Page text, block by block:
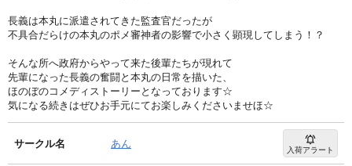
長義は本丸に派遣されてきた監査官だったが
不具合だらけの本丸のポメ審神者の影響で小さく顕現してしまう！？
そんな所へ政府からやって来た後輩たちが現れて
先輩になった長義の奮闘と本丸の日常を描いた、
ほのぼのコメディストーリーとなっております☆
気になる続きはぜひお手元にてお楽しみくださいませほ☆
サークル名 あん 入荷アラート